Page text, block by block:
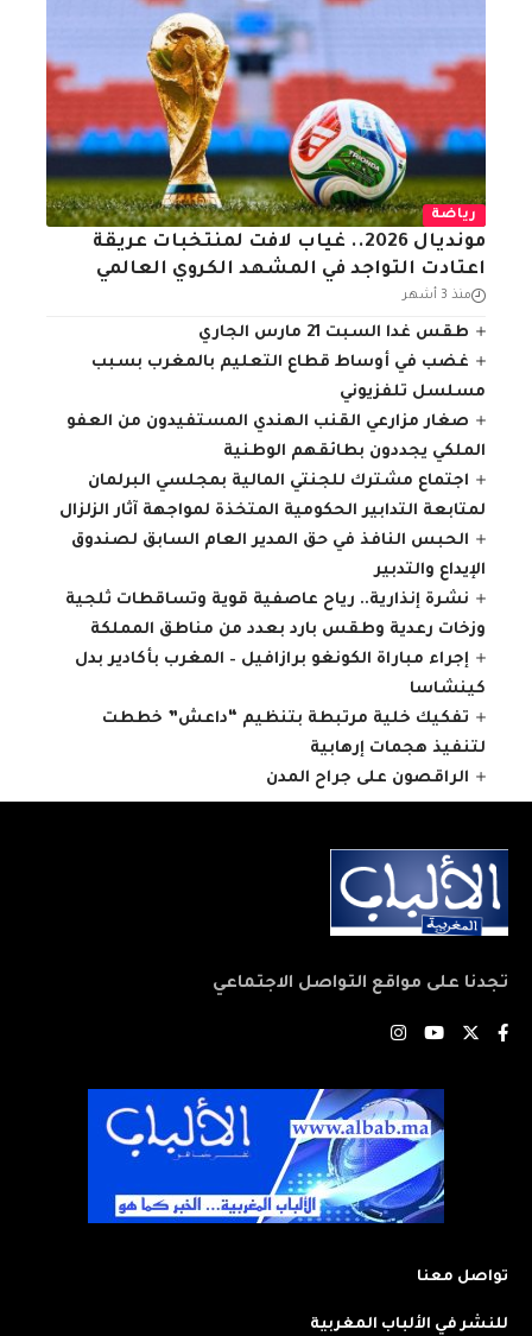
رياضة
مونديال 2026.. غياب لافت لمنتخبات عريقة
اعتادت التواجد في المشهد الكروي العالمي
منذ 3 أشهر
طقس غدا السبت 21 مارس الجاري
غضب في أوساط قطاع التعليم بالمغرب بسبب
مسلسل تلفزيوني
صغار مزارعي القنب الهندي المستفيدون من العفو
الملكي يجددون بطائقهم الوطنية
اجتماع مشترك للجنتي المالية بمجلسي البرلمان
لمتابعة التدابير الحكومية المتخذة لمواجهة آثار الزلزال
الحبس النافذ في حق المدير العام السابق لصندوق
الإيداع والتدبير
نشرة إنذارية.. رياح عاصفية قوية وتساقطات ثلجية
وزخات رعدية وطقس بارد بعدد من مناطق المملكة
إجراء مباراة الكونغو برازافيل – المغرب بأكادير بدل
كينشاسا
تفكيك خلية مرتبطة بتنظيم “داعش” خططت
لتنفيذ هجمات إرهابية
الراقصون على جراح المدن
تجدنا على مواقع التواصل الاجتماعي
تواصل معنا
للنشر في الألباب المغربية